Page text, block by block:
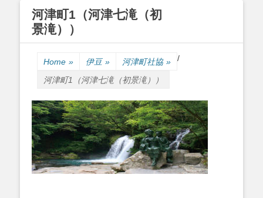
河津町1（河津七滝（初
景滝））
Home » 伊豆 » /
河津町社協 »
河津町1（河津七滝（初景滝））